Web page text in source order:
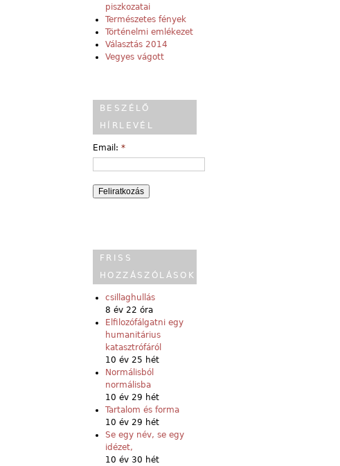
piszkozatai
Természetes fények
Történelmi emlékezet
Választás 2014
Vegyes vágott
BESZÉLŐ
HÍRLEVÉL
Email: *
FRISS
HOZZÁSZÓLÁSOK
csillaghullás
8 év 22 óra
Elfilozófálgatni egy
humanitárius
katasztrófáról
10 év 25 hét
Normálisból
normálisba
10 év 29 hét
Tartalom és forma
10 év 29 hét
Se egy név, se egy
idézet,
10 év 30 hét